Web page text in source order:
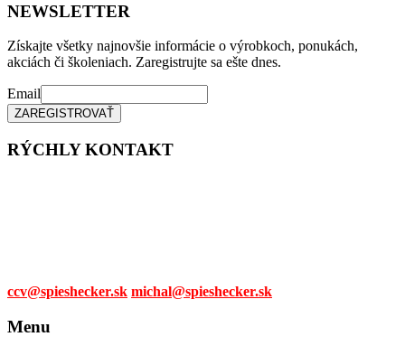
NEWSLETTER
Získajte všetky najnovšie informácie o výrobkoch, ponukách,
akciách či školeniach. Zaregistrujte sa ešte dnes.
Email
RÝCHLY KONTAKT
ccv@spieshecker.sk michal@spieshecker.sk
Menu